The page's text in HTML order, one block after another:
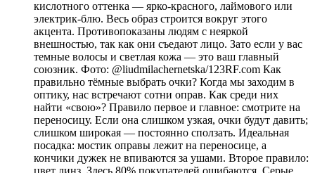
кислотного оттенка — ярко-красного, лаймового или
электрик-блю. Весь образ строится вокруг этого
акцента. Противопоказаны людям с неяркой
внешностью, так как они съедают лицо. Зато если у вас
темные волосы и светлая кожа — это ваш главный
союзник. Фото: @liudmilachernetska/123RF.com Как
правильно тёмные выбрать очки? Когда мы заходим в
оптику, нас встречают сотни оправ. Как среди них
найти «свою»? Правило первое и главное: смотрите на
переносицу. Если она слишком узкая, очки будут давить;
слишком широкая — постоянно сползать. Идеальная
посадка: мостик оправы лежит на переносице, а
кончики дужек не впиваются за ушами. Второе правило:
цвет линз. Здесь 80% покупателей ошибаются. Серые